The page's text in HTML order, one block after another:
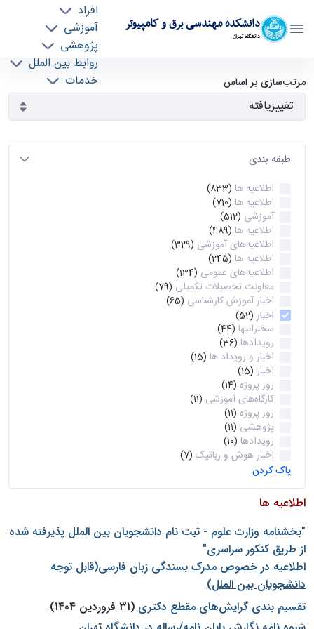
دانشکده مهندسی برق و کامپیوتر
دانشگاه تهران
افراد
آموزشی
پژوهشی
روابط بین الملل
خدمات
آرشیو اطلاعیه ها - ece- دانشکده مهندسی برق و
کامپیوتر
مرتب‌سازی بر اساس
طبقه بندی
اطلاعیه ها (833)
اطلاعیه ها (710)
آموزشی (512)
اطلاعیه ها (489)
اطلاعیه‌های‌ آموزشی (329)
اطلاعیه ها (245)
اطلاعیه‌های عمومی (134)
معاونت تحصیلات تکمیلی (79)
اخبار آموزش کارشناسی (65)
اخبار (52)
سخنرانیها (44)
رویدادها (36)
اخبار و رویداد ها (15)
اخبار (15)
روز پروژه (14)
کارگاه‌های آموزشی (11)
روز پروژه (11)
پژوهشی (11)
رویدادها (10)
اخبار هوش و رباتیک (7)
پاک کردن
اطلاعیه ها
"بخشنامه وزارت علوم - ثبت نام دانشجويان بين الملل پذيرفته شده
از طريق كنكور سراسری"
اطلاعیه در خصوص مدرک بسندگی زبان فارسی(قابل توجه
دانشجویان بین الملل)
تقسیم بندی گرایش‌های مقطع دکتری(31 فروردین 1404)